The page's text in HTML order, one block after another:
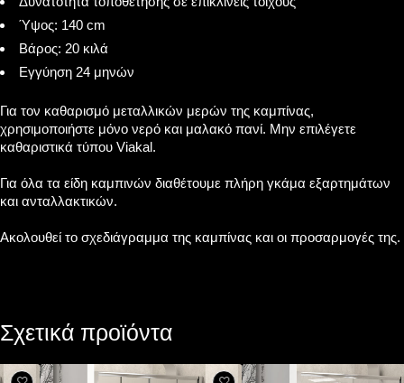
Ύψος: 140 cm
Βάρος: 20 κιλά
Εγγύηση 24 μηνών
Για τον καθαρισμό μεταλλικών μερών της καμπίνας,
χρησιμοποιήστε μόνο νερό και μαλακό πανί. Μην επιλέγετε
καθαριστικά τύπου Viakal.
Για όλα τα είδη καμπινών διαθέτουμε πλήρη γκάμα εξαρτημάτων
και ανταλλακτικών.
Ακολουθεί το σχεδιάγραμμα της καμπίνας και οι προσαρμογές της.
Σχετικά προϊόντα